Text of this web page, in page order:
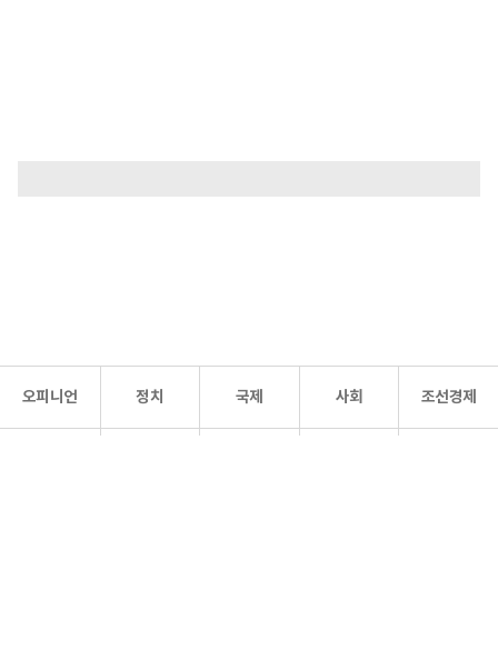
오피니언 정치 국제 사회 조선경제